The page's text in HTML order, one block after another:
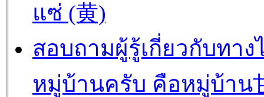
แซ่ (黄)
สอบถามผู้รู้เกี่ยวกับทาง
หมู่บ้านครับ คือหมู่บ้าน